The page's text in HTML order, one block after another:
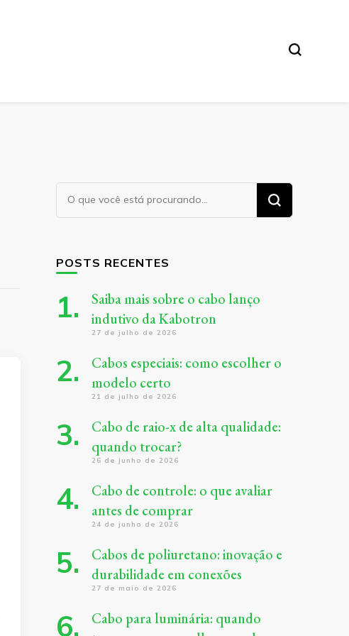
Procurando
algo?
POSTS RECENTES
Saiba mais sobre o cabo lanço
indutivo da Kabotron
27 de julho de 2026
Cabos especiais: como escolher o
modelo certo
21 de julho de 2026
Cabo de raio-x de alta qualidade:
quando trocar?
26 de junho de 2026
Cabo de controle: o que avaliar
antes de comprar
24 de junho de 2026
Cabos de poliuretano: inovação e
durabilidade em conexões
27 de maio de 2026
Cabo para luminária: quando